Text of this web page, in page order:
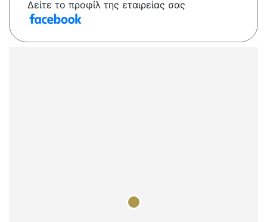
Δείτε το προφίλ της εταιρείας σας